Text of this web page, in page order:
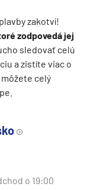
zakotví!
zodpovedá jej
sledovať celú
a zistíte viac o
celý
o 19:00